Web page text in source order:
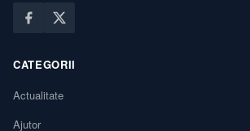
CATEGORII
Actualitate
Ajutor